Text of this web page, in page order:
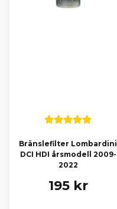
Bränslefilter Lombardini
DCI HDI årsmodell 2009-
2022
195 kr